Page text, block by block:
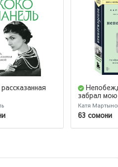
забрал мою
свободу, но
сильнее тебя
Катя
63 сомони